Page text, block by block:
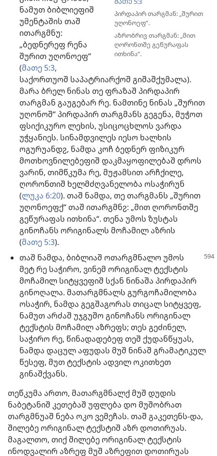
პირდაპირ თარგმან: „შურით
უღონოეფ“.
აზრობრივ თარგმან: „მით
ღორონთშე გეწურაფას
ითხინა“.
ნამუთ ბიბლიეფიშ
უმენტაშის თაშ
ითარგმნუ:
„ბედნერეფ რენა
შურით უღონოეფ“
(მათე 5:3,
საქორთუოშ საპატრიარქოშ გიშაშქუმალა).
მარა ბრელ ნინას თე ფრაზაშ პირდაპირ
თარგმან გაუგებარ რე. ნამთინე ნინას „შურით
უღონოშ“ პირდაპირ თარგმანს გეგენა, მუჭოთ
ფსიქიკურო ლეხის, უსიცოცხლოს ვარდა
უჭყანიეს. სინამდვილეს იესო ხალხის
ოგურუანდჷ, ნამდა კოჩ ბედნერ ფიზიკურ
მოთხოვნილებეფიშ დაკმაყოფილებაშ დროს
ვარინ, თიმწკუმა რე, მუჟამსით არჩქილე,
ღორონთიშ ხელმძღვანელობა ოსაჭირუნ
(ლუკა 6:20). თაშ ნამდა, თე თარგმანს „შურით
უღონოეფქ“ თაშ ითარგმნჷ: „მით ღორონთშე
გეწურაფას ითხინა“. თენა უმოს ზუსტას
გინოჩანს ორიგინალს მოჩამილ აზრის
(მათე 5:3).
თაშ ნამდა, ბიბლიაშ ოთარგმნალო უმოს
მეტ რე საჭირო, ვინემ ორიგინალ ტექსტის
მოჩამილ სიტყვეფიშ სქან ნინაშა პირდაპირ
გინოღალა. მათარგმნალს გურგოჩამილობა
ოსაჭირ, ნამდა გეგშაგორას თიცალ სიტყვეფ,
ნამუთ არძაშ უჯგუშო გინოჩანს ორიგინალ
ტექსტის მოჩამილ აზრეფს; თეს გეძინელ,
საჭირო რე, წინადადებეფ თეშ ქუდანწყუას,
ნამდა დაცულ აფუდას მუშ ნინაშ გრამატიკულ
წესეფ, მუთ ტექსტის ადვილ ოკითხეთ
გინაშქვანს.
თეწკუმა ართო, მათარგმნალქ მუშ დუდის
ნაბეტანიშ კეთებაშ უფლება დო მუშობრათ
თარგმნუაშ ნება ოკო ვემეჩას. თაშ გაკეთენს-და,
შილებე ორიგინალ ტექსტიშ აზრ დოთირუას.
მაგალთო, თიქ შილებე ორიგინალ ტექსტის
ინოდვალირ აზრეფ მუშ აზრეფით დოთირუას